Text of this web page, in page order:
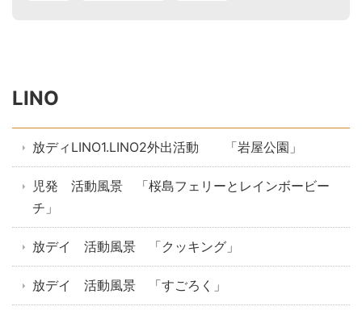
LINO
放ディLINO1.LINO2外出活動 「岩屋公園」
児発 活動風景 「桜島フェリーとレインボービー
チ」
放デイ 活動風景 「クッキング」
放デイ 活動風景 「すごろく」